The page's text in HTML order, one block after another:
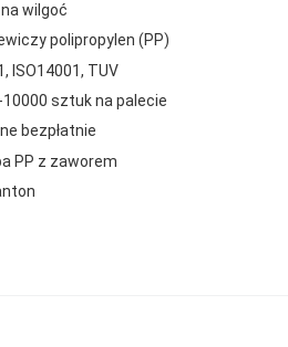
wilgoć
polipropylen (PP)
ISO14001, TUV
sztuk na palecie
bezpłatnie
PP z zaworem